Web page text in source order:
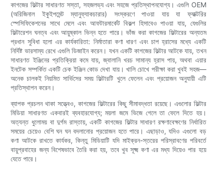
কাগজের ফিল্টার সাধারণত সস্তা, সহজলভ্য এবং সহজে প্রতিস্থাপনযোগ্য। এগুলি OEM
(অরিজিনাল ইকুইপমেন্ট ম্যানুফ্যাকচারার) সংস্করণে পাওয়া যায় যা ফ্যাক্টরির
স্পেসিফিকেশনের সাথে মেলে এবং আফটারমার্কেট বিকল্প হিসাবেও পাওয়া যায়, যেগুলির
ফিল্টারেশন ঘনত্ব এবং আয়ুষ্কাল ভিন্ন হতে পারে। ভাঁজ করা কাগজের ফিল্টারের অন্যতম
প্রধান সুবিধা হলো এর কার্যকারিতা: নির্মাতারা কণা ধারণ এবং চাপ হ্রাসের মধ্যে একটি
নির্দিষ্ট ভারসাম্য রেখে এগুলি ডিজাইন করেন। যখন একটি কাগজের ফিল্টার আটকে যায়, তখন
সাধারণত ইঞ্জিনের প্রতিক্রিয়া কমে যায়, জ্বালানি খরচ সামান্য হ্রাস পায়, অথবা এয়ার
ইনটেক সম্পর্কিত একটি চেক ইঞ্জিন কোড দেখা যায়। খালি চোখে পরীক্ষা করা খুবই সহজ—
অনেক চালকই নিয়মিত সার্ভিসের সময় ফিল্টারটি খুলে ফেলেন এবং প্রয়োজন অনুযায়ী এটি
প্রতিস্থাপন করেন।
ব্যাপক প্রচলন থাকা সত্ত্বেও, কাগজের ফিল্টারের কিছু সীমাবদ্ধতা রয়েছে। এগুলোর ফিল্টার
মিডিয়া সাধারণত একবারই ব্যবহারযোগ্য; ময়লা জমে ভিজে গেলে তা ফেলে দিতে হয়।
অত্যন্ত ধুলোময় বা দুর্গম রাস্তায়, একটি কাগজের ফিল্টার সাধারণ রক্ষণাবেক্ষণের নির্ধারিত
সময়ের চেয়েও বেশি ঘন ঘন বদলানোর প্রয়োজন হতে পারে। এছাড়াও, যদিও এগুলো বড়
কণা আটকে রাখতে কার্যকর, কিন্তু মিডিয়াটি যদি মাইক্রন-স্তরের পরিস্রাবণের পরিবর্তে
বায়ুপ্রবাহের জন্য বিশেষভাবে তৈরি করা হয়, তবে খুব সূক্ষ্ম কণা এর মধ্য দিয়েও পার হয়ে
যেতে পারে।